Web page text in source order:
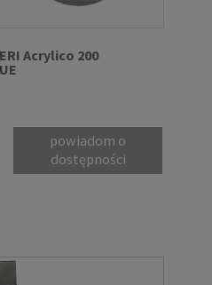
Acrylico 200
powiadom o
dostępności